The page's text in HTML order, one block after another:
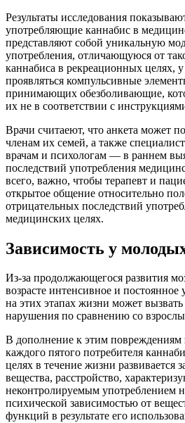
Результаты исследования
употребляющие каннабис в
представляют собой уникальную
употребления, отличающуюся от
каннабиса в рекреационных целях,
проявляться компульсивные
принимающих обезболивающие,
их не в соответствии с
Врачи считаеют, что анкета может
членам их семей, а также
врачам и психологам — в раннем
последствий употребления
всего, важно, чтобы терапевт и
открытое общение относительно
отрицательных последствий
медицинских целях.
Зависимость у
Из-за продолжающегося развития
возрасте интенсивное и постоянное
на этих этапах жизни может вызвать
нарушения по сравнению со
В дополнение к этим повреждениям
каждого пятого потребителя
целях в течение жизни развивается
вещества, расстройство,
неконтролируемым употреблением
психической зависимостью от
функций в результате его